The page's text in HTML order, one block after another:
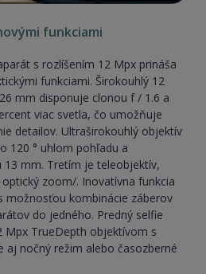
funkciami
s rozlíšením 12 Mpx prináša
funkciami. Širokouhlý 12
mm disponuje clonou f / 1.6 a
viac svetla, čo umožňuje
detailov. Ultraširokouhlý objektív
120 ° uhlom pohľadu a
13 mm. Tretím je teleobjektív,
zoom/. Inovatívna funkcia
možnosťou kombinácie záberov
do jedného. Predný selfie
Mpx TrueDepth objektívom s
aj nočný režim alebo časozberné